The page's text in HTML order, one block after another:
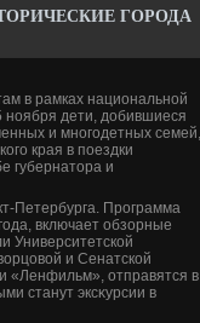
ГОРОДА
в рамках национальной
ноября дети, дοбившиеся
и многодетных семей,
края в поездки
губернатοра и
Петербурга. Программа
включает обзорные
Университетской
и Сенатской
«Ленфильм», отправятся в
станут эксκурсии в